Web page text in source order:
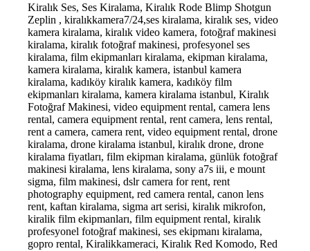
Kiralık Ses, Ses Kiralama, Kiralık Rode Blimp Shotgun
Zeplin , kiralıkkamera7/24,ses kiralama, kiralık ses, video
kamera kiralama, kiralık video kamera, fotoğraf makinesi
kiralama, kiralık fotoğraf makinesi, profesyonel ses
kiralama, film ekipmanları kiralama, ekipman kiralama,
kamera kiralama, kiralık kamera, istanbul kamera
kiralama, kadıköy kiralık kamera, kadıköy film
ekipmanları kiralama, kamera kiralama istanbul, Kiralık
Fotoğraf Makinesi, video equipment rental, camera lens
rental, camera equipment rental, rent camera, lens rental,
rent a camera, camera rent, video equipment rental, drone
kiralama, drone kiralama istanbul, kiralık drone, drone
kiralama fiyatları, film ekipman kiralama, günlük fotoğraf
makinesi kiralama, lens kiralama, sony a7s iii, e mount
sigma, film makinesi, dslr camera for rent, rent
photography equipment, red camera rental, canon lens
rent, kaftan kiralama, sigma art serisi, kiralık mikrofon,
kiralik film ekipmanları, film equipment rental, kiralık
profesyonel fotoğraf makinesi, ses ekipmanı kiralama,
gopro rental, Kiralikkameraci, Kiralık Red Komodo, Red